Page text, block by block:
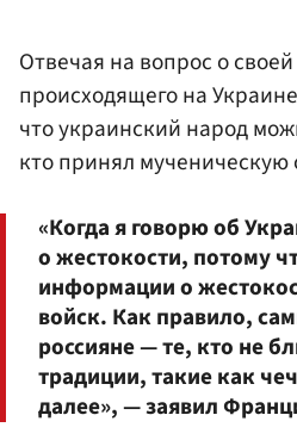
Отвечая на вопрос о
происходящего на
что украинский народ
кто принял мученическую
«Когда я говорю об
о жестокости, потому
информации о
войск. Как правило,
россияне — те, кто не
традиции, такие как
далее», — заявил